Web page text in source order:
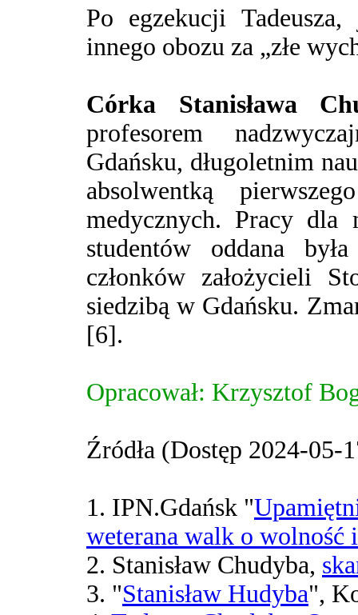
Po egzekucji
innego obozu za „złe
Córka Stanisława
profesorem
Gdańsku, długoletnim
absolwentką
medycznych. Pracy dla
studentów oddana
członków założycieli
siedzibą w Gdańsku.
[6].
Opracował: Krzysztof
Źródła (Dostęp 2024-05-
1. IPN.Gdańsk "
weterana walk o wolność
2. Stanisław Chudyba,
3. "Stanisław Hudyba",